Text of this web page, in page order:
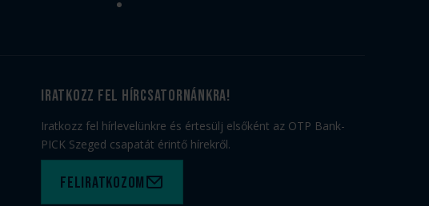
iratkozz fel hírcsatornánkra!
Iratkozz fel hírlevelünkre és értesülj elsőként az OTP Bank-
PICK Szeged csapatát érintő hírekről.
Feliratkozom